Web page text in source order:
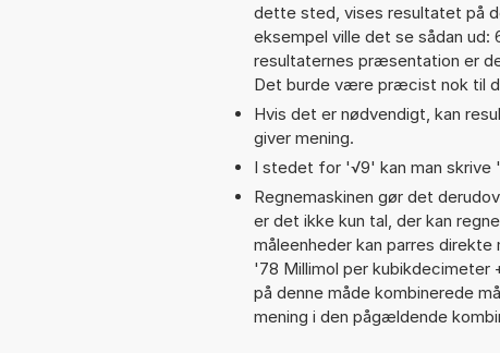
dette sted, vises resultatet på
eksempel ville det se sådan
resultaternes præsentation er
Det burde være præcist nok til
Hvis det er nødvendigt, kan
giver mening.
I stedet for '√9' kan man skrive
Regnemaskinen gør det
er det ikke kun tal, der kan
måleenheder kan parres direkte
'78 Millimol per kubikdecimeter
på denne måde kombinerede
mening i den pågældende